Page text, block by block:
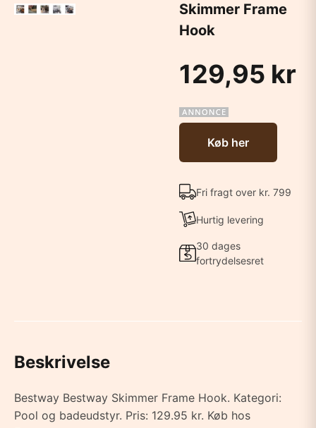
Skimmer Frame
Hook
129,95 kr
Køb her
Fri fragt over kr. 799
Hurtig levering
30 dages
fortrydelsesret
Beskrivelse
Bestway Bestway Skimmer Frame Hook. Kategori:
Pool og badeudstyr. Pris: 129.95 kr. Køb hos